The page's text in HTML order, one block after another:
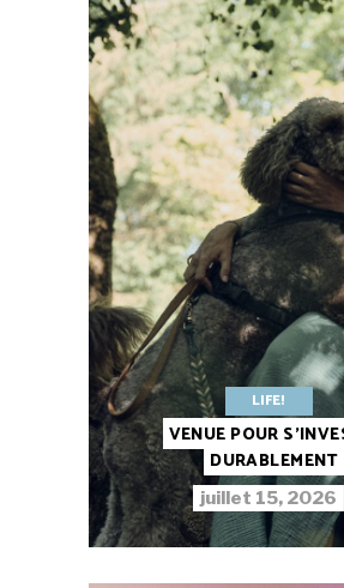
LIFE!
VENUE POUR
DURABLEMENT
juillet 15, 2026